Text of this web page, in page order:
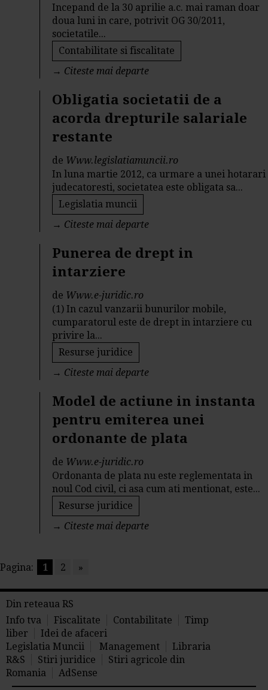
Incepand de la 30 aprilie a.c. mai raman doar
doua luni in care, potrivit OG 30/2011,
societatile...
Contabilitate si fiscalitate
→ Citeste mai departe
Obligatia societatii de a
acorda drepturile salariale
restante
de Www.legislatiamuncii.ro
In luna martie 2012, ca urmare a unei hotarari
judecatoresti, societatea este obligata sa...
Legislatia muncii
→ Citeste mai departe
Punerea de drept in
intarziere
de Www.e-juridic.ro
(1) In cazul vanzarii bunurilor mobile,
cumparatorul este de drept in intarziere cu
privire la...
Resurse juridice
→ Citeste mai departe
Model de actiune in instanta
pentru emiterea unei
ordonante de plata
de Www.e-juridic.ro
Ordonanta de plata nu este reglementata in
noul Cod civil, ci asa cum ati mentionat, este...
Resurse juridice
→ Citeste mai departe
Pagina: 1 2 »
Din reteaua RS
Info tva
Fiscalitate Contabilitate
Timp
liber
Idei de afaceri
Legislatia Muncii
Management
Libraria
R&S
Stiri juridice
Stiri agricole din
Romania
AdSense